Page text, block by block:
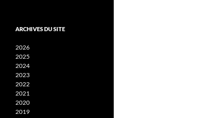
ARCHIVES DU SITE
2026
2025
2024
2023
2022
2021
2020
2019